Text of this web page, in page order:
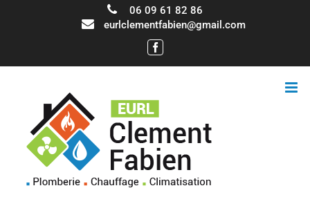
06 09 61 82 86
eurlclementfabien@gmail.com